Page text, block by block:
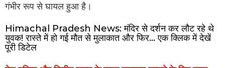
गंभीर रूप से घायल हुआ है।
Himachal Pradesh News: मंदिर से दर्शन कर लौट रहे थे
युवक! रास्ते में हो गई मौत से मुलाकात और फिर… एक क्लिक में देखें
पूरी डिटेल